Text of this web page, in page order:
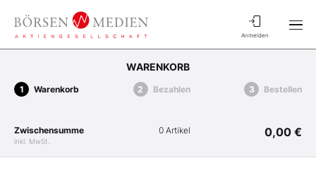
Anmelden
WARENKORB
Warenkorb Bezahlen Bestellen
Zwischensumme
inkl. MwSt.
0 Artikel 0,00 €